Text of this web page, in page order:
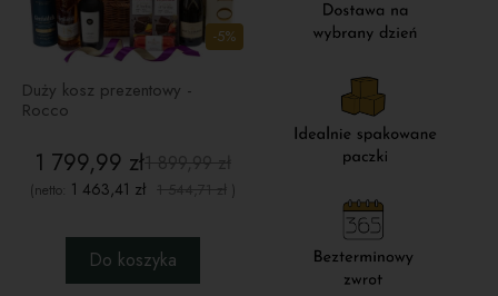
Duży kosz prezentowy -
Rocco
1 799,99 zł
-5%
(netto: 1 463,41 zł )
Do koszyka